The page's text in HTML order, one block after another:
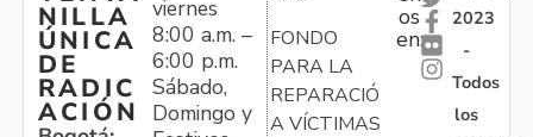
NILLA
ÚNICA
DE
RADIC
ACIÓN
viernes
8:00 a.m. –
6:00 p.m.
Sábado,
Domingo y
FONDO
PARA LA
REPARACIÓN
A VÍCTIMAS
os
en:
2023
-
Todos
los